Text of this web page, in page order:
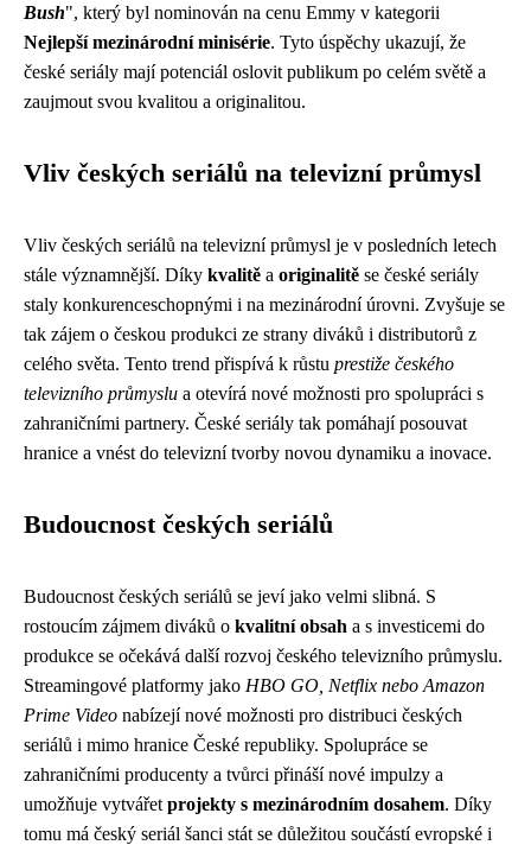
Bush", který byl nominován na cenu Emmy v kategorii
Nejlepší mezinárodní minisérie. Tyto úspěchy ukazují, že
české seriály mají potenciál oslovit publikum po celém světě a
zaujmout svou kvalitou a originalitou.
Vliv českých seriálů na televizní průmysl
Vliv českých seriálů na televizní průmysl je v posledních letech
stále významnější. Díky kvalitě a originalitě se české seriály
staly konkurenceschopnými i na mezinárodní úrovni. Zvyšuje se
tak zájem o českou produkci ze strany diváků i distributorů z
celého světa. Tento trend přispívá k růstu prestiže českého
televizního průmyslu a otevírá nové možnosti pro spolupráci s
zahraničními partnery. České seriály tak pomáhají posouvat
hranice a vnést do televizní tvorby novou dynamiku a inovace.
Budoucnost českých seriálů
Budoucnost českých seriálů se jeví jako velmi slibná. S
rostoucím zájmem diváků o kvalitní obsah a s investicemi do
produkce se očekává další rozvoj českého televizního průmyslu.
Streamingové platformy jako HBO GO, Netflix nebo Amazon
Prime Video nabízejí nové možnosti pro distribuci českých
seriálů i mimo hranice České republiky. Spolupráce se
zahraničními producenty a tvůrci přináší nové impulzy a
umožňuje vytvářet projekty s mezinárodním dosahem. Díky
tomu má český seriál šanci stát se důležitou součástí evropské i